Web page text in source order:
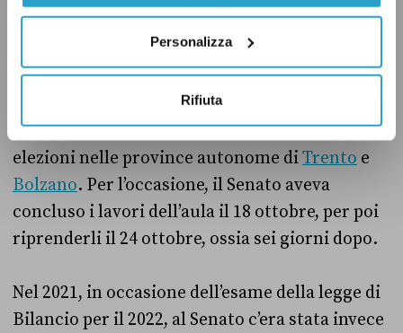
Personalizza
Rifiuta
concludersi in aula il 22 dicembre. In quel
periodo di tempo, come risulta dai resoconti
stenografici, l’aula del Senatosi è riunitatutte
le settimane senza particolari interruzioni. Tra
l’altro, il 22 ottobre 2023 si erano tenute le
elezioni nelle province autonome diTrento e
Bolzano. Per l’occasione, il Senato aveva
concluso i lavori dell’aula il 18 ottobre, per poi
riprenderli il 24 ottobre, ossia sei giorni dopo.
Nel 2021, in occasione dell’esame della legge di
Bilancio per il 2022, al Senato c’era stata invece